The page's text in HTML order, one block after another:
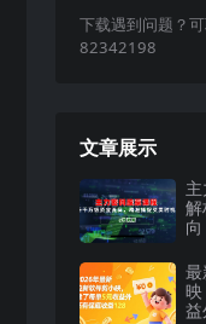
下载遇到问题？
82342198
文章展示